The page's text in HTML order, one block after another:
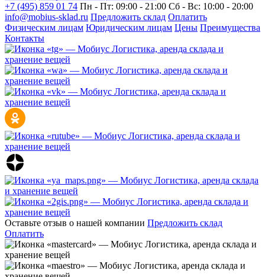
+7 (495) 859 01 74 Пн - Пт: 09:00 - 21:00 Сб - Вс: 10:00 - 20:00
info@mobius-sklad.ru Предложить склад Оплатить
Физическим лицам Юридическим лицам Цены Преимущества
Контакты
Оставьте отзыв о нашей компании Предложить склад
Оплатить